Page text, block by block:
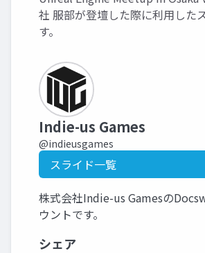
社 服部が登壇した際に利用した
す。
Indie-us Games
@indieusgames
スライド一覧
株式会社Indie-us Gamesの
ウントです。
シェア